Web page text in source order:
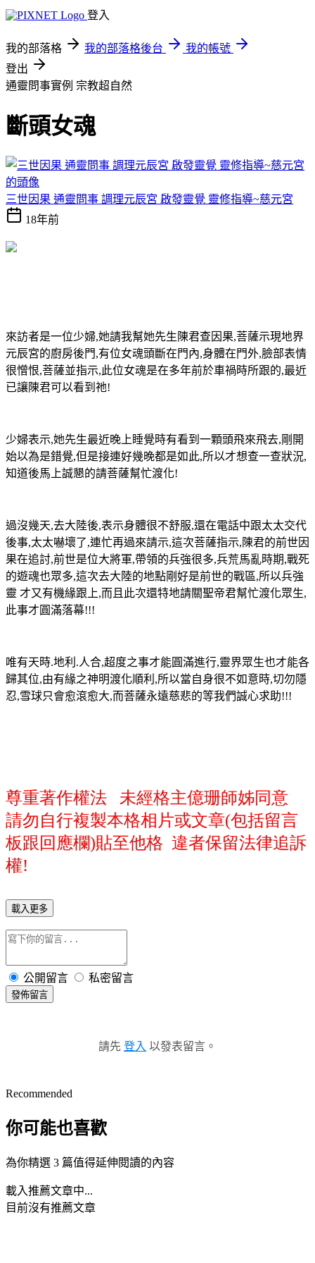
登入
我的部落格 我的部落格後台
我的帳號
登出
通靈問事實例 宗教超自然
斷頭女魂
三世因果 通靈問事 調理元辰宮 啟發靈覺 靈修指導~慈元宮
18年前
來訪者是一位少婦,她請我幫她先生陳君查因果,菩薩示現地界
元辰宮的廚房後門,有位女魂頭斷在門內,身體在門外,臉部表情
很憎恨,菩薩並指示,此位女魂是在多年前於車禍時所跟的,最近
已讓陳君可以看到祂!
少婦表示,她先生最近晚上睡覺時有看到一顆頭飛來飛去,剛開
始以為是錯覺,但是接連好幾晚都是如此,所以才想查一查狀況,
知道後馬上誠懇的請菩薩幫忙渡化!
過沒幾天,去大陸後,表示身體很不舒服,還在電話中跟太太交代
後事,太太嚇壞了,連忙再過來請示,這次菩薩指示,陳君的前世因
果在追討,前世是位大將軍,帶領的兵強很多,兵荒馬亂時期,戰死
的遊魂也眾多,這次去大陸的地點剛好是前世的戰區,所以兵強
靈 才又有機緣跟上,而且此次還特地請關聖帝君幫忙渡化眾生,
此事才圓滿落幕!!!
唯有天時.地利.人合,超度之事才能圓滿進行,靈界眾生也才能各
歸其位,由有緣之神明渡化順利,所以當自身很不如意時,切勿隱
忍,雪球只會愈滾愈大,而菩薩永遠慈悲的等我們誠心求助!!!
尊重著作權法 未經格主億珊師姊同意
請勿自行複製本格相片或文章(包括留言
板跟回應欄)貼至他格 違者保留法律追訴
權!
載入更多
公開留言 私密留言
發佈留言
請先 登入 以發表留言。
Recommended
你可能也喜歡
為你精選 3 篇值得延伸閱讀的內容
載入推薦文章中...
目前沒有推薦文章